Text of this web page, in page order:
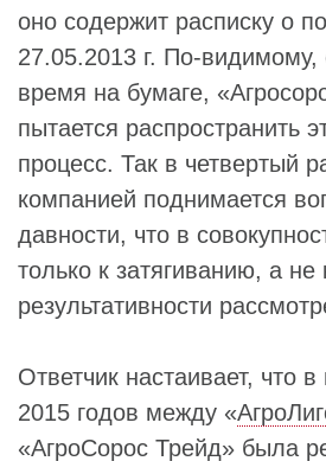
оно содержит расписку о
27.05.2013 г. По-видимому,
время на бумаге,
пытается распространить
процесс. Так в четвертый
компанией поднимается
давности, что в
только к затягиванию, а не
результативности
Ответчик настаивает, что
2015 годов между «
«АгроСорос Трейд» была